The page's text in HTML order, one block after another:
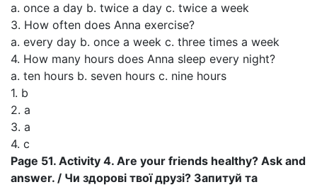
a. once a day b. twice a day c. twice a week
3. How often does Anna exercise?
a. every day b. once a week c. three times a week
4. How many hours does Anna sleep every night?
a. ten hours b. seven hours c. nine hours
1. b
2. a
3. a
4. c
Page 51. Activity 4. Are your friends healthy? Ask and
answer. / Чи здорові твої друзі? Запитуй та